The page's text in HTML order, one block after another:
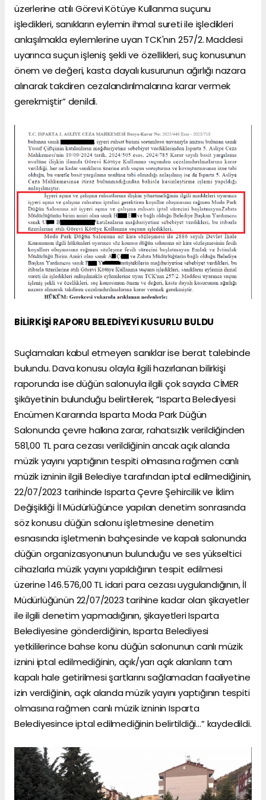
üzerlerine atılı Görevi Kötüye Kullanma suçunu
işledikleri, sanıkların eylemin ihmal sureti ile işledikleri
anlaşılmakla eylemlerine uyan TCK'nın 257/2. Maddesi
uyarınca suçun işleniş şekli ve özellikleri, suç konusunun
önem ve değeri, kasta dayalı kusurunun ağırlığı nazara
alınarak takdiren cezalandırılmalarına karar vermek
gerekmiştir” denildi.
BİLİRKİŞİ RAPORU BELEDİYEYİ KUSURLU BULDU
Suçlamaları kabul etmeyen sanıklar ise berat talebinde
bulundu. Dava konusu olayla ilgili hazırlanan bilirkişi
raporunda ise düğün salonuyla ilgili çok sayıda CİMER
şikâyetinin bulunduğu belirtilerek, “Isparta Belediyesi
Encümen Kararında Isparta Moda Park Düğün
Salonunda çevre halkına zarar, rahatsızlık verildiğinden
581,00 TL para cezası verildiğinin ancak açık alanda
müzik yayını yaptığının tespiti olmasına rağmen canlı
müzik izninin ilgili Belediye tarafından iptal edilmediğinin,
22/07/2023 tarihinde Isparta Çevre Şehircilik ve İklim
Değişikliği İl Müdürlüğünce yapılan denetim sonrasında
söz konusu düğün salonu işletmesine denetim
esnasında işletmenin bahçesinde ve kapalı salonunda
düğün organizasyonunun bulunduğu ve ses yükseltici
cihazlarla müzik yayını yapıldığının tespit edilmesi
üzerine 146.576,00 TL idari para cezası uygulandığının, İl
Müdürlüğünün 22/07/2023 tarihine kadar olan şikayetler
ile ilgili denetim yapmadığının, şikayetleri Isparta
Belediyesine gönderdiğinin, Isparta Belediyesi
yetkililerince bahse konu düğün salonunun canlı müzik
iznini iptal edilmediğinin, açık/yarı açık alanların tam
kapalı hale getirilmesi şartlarını sağlamadan faaliyetine
izin verdiğinin, açık alanda müzik yayını yaptığının tespiti
olmasına rağmen canlı müzik izninin Isparta
Belediyesince iptal edilmediğinin belirtildiği…” kaydedildi.